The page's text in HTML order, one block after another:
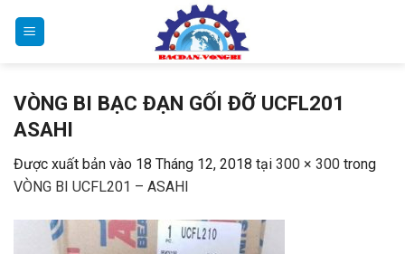
VÒNG BI BẠC ĐẠN GỐI ĐỠ UCFL201
ASAHI
Được xuất bản vào 18 Tháng 12, 2018 tại 300 × 300 trong
VÒNG BI UCFL201 – ASAHI